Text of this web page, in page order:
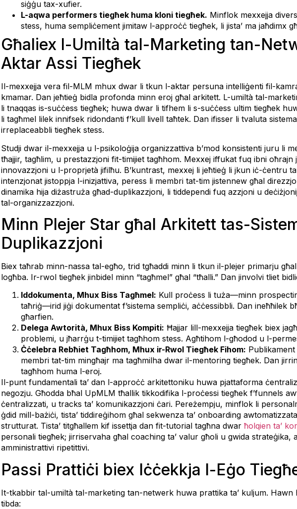
siġġu tax-xufier.
L-aqwa performers tiegħek huma kloni tiegħek. Minflok mexxejja
stess, huma sempliċement jimitaw l-approċċ tiegħek, li jista’ ma jaħdimx
Għaliex l-Umiltà tal-Marketing tan-
Aktar Assi Tiegħek
Il-mexxejja vera fil-MLM mhux dwar li tkun l-aktar persuna intelliġenti fil-
kmamar. Dan jeħtieġ bidla profonda minn eroj għal arkitett. L-umiltà tal-
li tnaqqas is-suċċess tiegħek; huwa dwar li tifhem li s-suċċess ultim tiegħek
li tagħmel lilek innifsek ridondanti f’kull livell taħtek. Dan ifisser li tvaluta
irreplaceabbli tiegħek stess.
Studji dwar il-mexxejja u l-psikoloġija organizzattiva b’mod konsistenti juru li
tħajjir, tagħlim, u prestazzjoni fit-timijiet tagħhom. Mexxej iffukat fuq ibni oħrajn
innovazzjoni u l-proprjetà jifilħu. B’kuntrast, mexxej li jeħtieġ li jkun iċ-ċentru
intenzjonat jistoppja l-inizjattiva, peress li membri tat-tim jistennew għal
dinamika hija diżastruża għad-duplikazzjoni, li tiddependi fuq azzjoni u
tal-organizzazzjoni.
Minn Plejer Star għal Arkitett tas-
Duplikazzjoni
Biex taħrab minn-nassa tal-egħo, trid tgħaddi minn li tkun il-plejer primarju
logħba. Ir-rwol tiegħek jinbidel minn “tagħmel” għal “tħalli.” Dan jinvolvi tliet
Iddokumenta, Mhux Biss Tagħmel: Kull proċess li tuża—minn
taħriġ—irid jiġi dokumentat f’sistema sempliċi, aċċessibbli. Dan ineħħilek
għarfien.
Delega Awtorità, Mhux Biss Kompiti: Ħajjar lill-mexxejja tiegħek biex
problemi, u jħarrġu t-timijiet tagħhom stess. Agħtihom l-għodod u l-
Ċċelebra Rebħiet Tagħhom, Mhux ir-Rwol Tiegħek Fihom:
membri tat-tim mingħajr ma tagħmilha dwar il-mentoring tiegħek. Dan
tagħhom huma l-eroj.
Il-punt fundamentali ta’ dan l-approċċ arkitettoniku huwa pjattaforma
negozju. Għodda bħal UpMLM tħallik tikkodifika l-proċessi tiegħek f’funnels
ċentralizzati, u tracks ta’ komunikazzjoni ċari. Pereżempju, minflok li
ġdid mill-bażiċi, tista’ tiddireġihom għal sekwenza ta’ onboarding
strutturat. Tista’ titgħallem kif issettja dan fit-tutorial tagħna dwar ħolqien ta’
personali tiegħek; jirriservaha għal coaching ta’ valur għoli u gwida strateġika,
amministrattivi ripetittivi.
Passi Prattiċi biex Iċċekkja l-Eġo
It-tkabbir tal-umiltà tal-marketing tan-netwerk huwa prattika ta’ kuljum. Hawn
tibda: